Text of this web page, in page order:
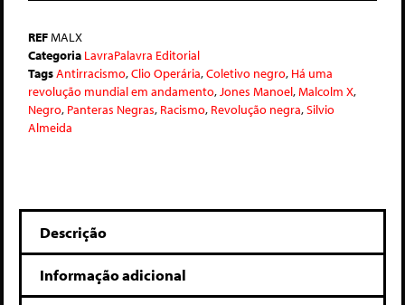
REFMALX
Categoria LavraPalavra Editorial
TagsAntirracismo,Clio Operária,Coletivo negro, Há uma
revolução mundial em andamento,Jones Manoel,Malcolm X,
Negro, Panteras Negras, Racismo, Revolução negra,Silvio
Almeida
Descrição
Informação adicional